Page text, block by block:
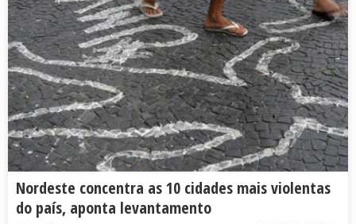
Nordeste concentra as 10 cidades mais violentas
do país, aponta levantamento